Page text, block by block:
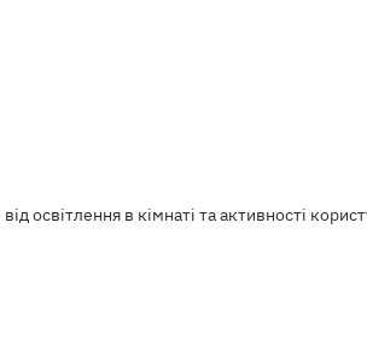
в кімнаті та активності